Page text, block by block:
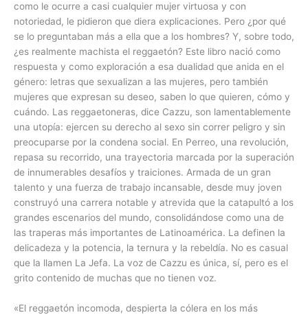
como le ocurre a casi cualquier mujer virtuosa y con
notoriedad, le pidieron que diera explicaciones. Pero ¿por qué
se lo preguntaban más a ella que a los hombres? Y, sobre todo,
¿es realmente machista el reggaetón? Este libro nació como
respuesta y como exploración a esa dualidad que anida en el
género: letras que sexualizan a las mujeres, pero también
mujeres que expresan su deseo, saben lo que quieren, cómo y
cuándo. Las reggaetoneras, dice Cazzu, son lamentablemente
una utopía: ejercen su derecho al sexo sin correr peligro y sin
preocuparse por la condena social. En Perreo, una revolución,
repasa su recorrido, una trayectoria marcada por la superación
de innumerables desafíos y traiciones. Armada de un gran
talento y una fuerza de trabajo incansable, desde muy joven
construyó una carrera notable y atrevida que la catapultó a los
grandes escenarios del mundo, consolidándose como una de
las traperas más importantes de Latinoamérica. La definen la
delicadeza y la potencia, la ternura y la rebeldía. No es casual
que la llamen La Jefa. La voz de Cazzu es única, sí, pero es el
grito contenido de muchas que no tienen voz.
«El reggaetón incomoda, despierta la cólera en los más